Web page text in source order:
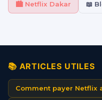
🏙️ Netflix Dakar 📖
📚 ARTICLES UTILES
Comment payer Netflix